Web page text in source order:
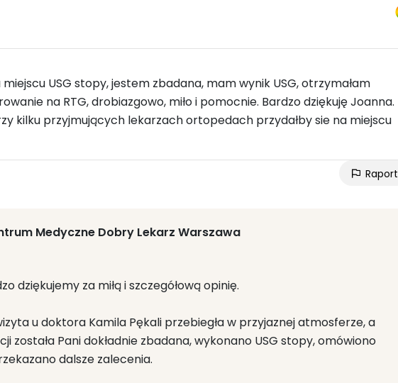
miejscu USG stopy, jestem zbadana, mam wynik USG, otrzymałam
na RTG, drobiazgowo, miło i pomocnie. Bardzo dziękuję Joanna.
kilku przyjmujących lekarzach ortopedach przydałby sie na miejscu
Raport
Medyczne Dobry Lekarz Warszawa
dziękujemy za miłą i szczegółową opinię.
u doktora Kamila Pękali przebiegła w przyjaznej atmosferze, a
została Pani dokładnie zbadana, wykonano USG stopy, omówiono
dalsze zalecenia.